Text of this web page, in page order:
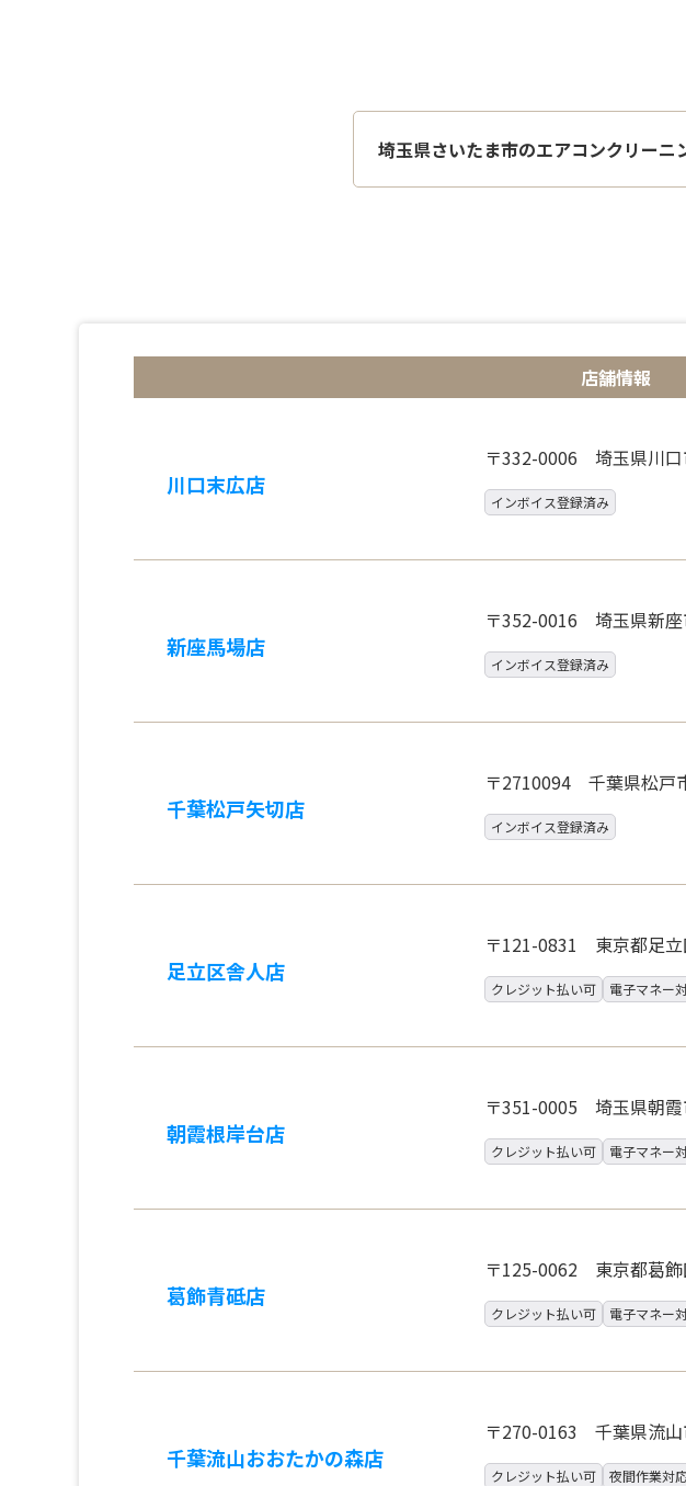
埼玉県さいたま市のエアコンクリーニ
店舗情報
川口末広店
〒332-0006 埼玉県川口
インボイス登録済み
新座馬場店
〒352-0016 埼玉県新座
インボイス登録済み
千葉松戸矢切店
〒2710094 千葉県松戸
インボイス登録済み
足立区舎人店
〒121-0831 東京都足
クレジット払い可 電子マネー
朝霞根岸台店
〒351-0005 埼玉県朝
クレジット払い可 電子マネー
葛飾青砥店
〒125-0062 東京都葛
クレジット払い可 電子マネー
千葉流山おおたかの森店
〒270-0163 千葉県流
クレジット払い可 夜間作業対